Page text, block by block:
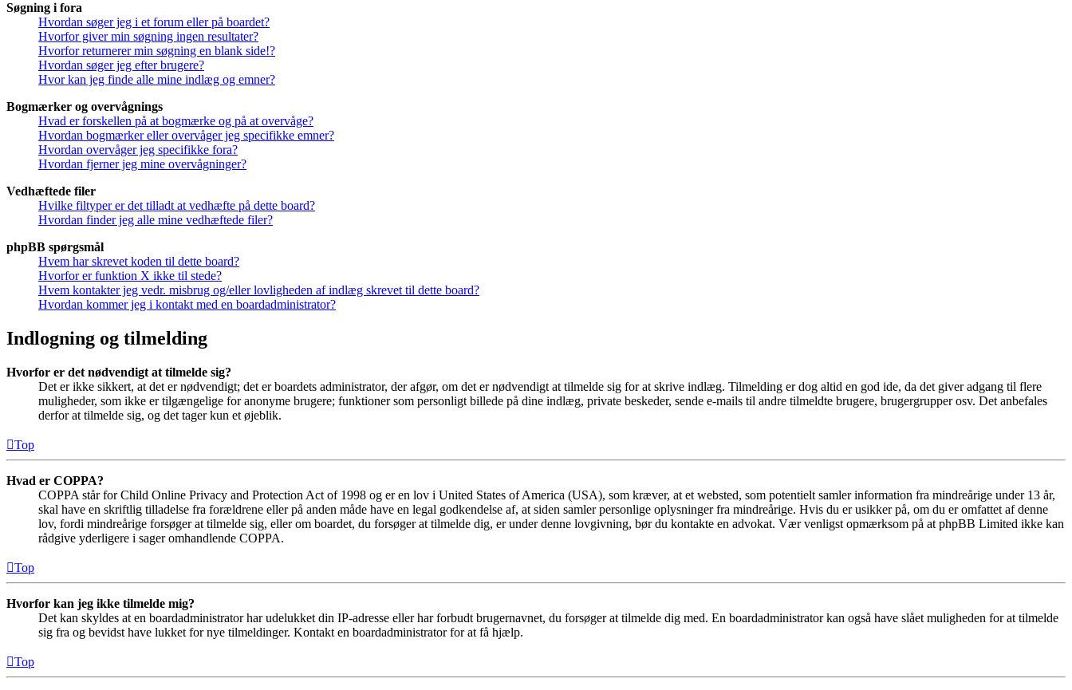
Søgning i fora
Hvordan søger jeg i et forum eller på boardet?
Hvorfor giver min søgning ingen resultater?
Hvorfor returnerer min søgning en blank side!?
Hvordan søger jeg efter brugere?
Hvor kan jeg finde alle mine indlæg og emner?
Bogmærker og overvågnings
Hvad er forskellen på at bogmærke og på at overvåge?
Hvordan bogmærker eller overvåger jeg specifikke emner?
Hvordan overvåger jeg specifikke fora?
Hvordan fjerner jeg mine overvågninger?
Vedhæftede filer
Hvilke filtyper er det tilladt at vedhæfte på dette board?
Hvordan finder jeg alle mine vedhæftede filer?
phpBB spørgsmål
Hvem har skrevet koden til dette board?
Hvorfor er funktion X ikke til stede?
Hvem kontakter jeg vedr. misbrug og/eller lovligheden af indlæg skrevet til dette board?
Hvordan kommer jeg i kontakt med en boardadministrator?
Indlogning og tilmelding
Hvorfor er det nødvendigt at tilmelde sig?
Det er ikke sikkert, at det er nødvendigt; det er boardets administrator, der afgør, om det er nødvendigt at tilmelde sig for at skrive indlæg. Tilmelding er dog altid en god ide, da det giver adgang til flere
muligheder, som ikke er tilgængelige for anonyme brugere; funktioner som personligt billede på dine indlæg, private beskeder, sende e-mails til andre tilmeldte brugere, brugergrupper osv. Det anbefales
derfor at tilmelde sig, og det tager kun et øjeblik.
Top
Hvad er COPPA?
COPPA står for Child Online Privacy and Protection Act of 1998 og er en lov i United States of America (USA), som kræver, at et websted, som potentielt samler information fra mindreårige under 13 år,
skal have en skriftlig tilladelse fra forældrene eller på anden måde have en legal godkendelse af, at siden samler personlige oplysninger fra mindreårige. Hvis du er usikker på, om du er omfattet af denne
lov, fordi mindreårige forsøger at tilmelde sig, eller om boardet, du forsøger at tilmelde dig, er under denne lovgivning, bør du kontakte en advokat. Vær venligst opmærksom på at phpBB Limited ikke kan
rådgive yderligere i sager omhandlende COPPA.
Top
Hvorfor kan jeg ikke tilmelde mig?
Det kan skyldes at en boardadministrator har udelukket din IP-adresse eller har forbudt brugernavnet, du forsøger at tilmelde dig med. En boardadministrator kan også have slået muligheden for at tilmelde
sig fra og bevidst have lukket for nye tilmeldinger. Kontakt en boardadministrator for at få hjælp.
Top